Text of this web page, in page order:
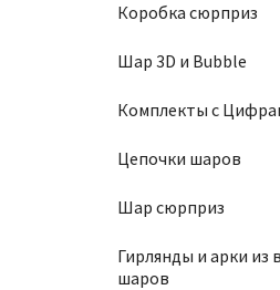
Коробка сюрприз
Шар 3D и Bubble
Комплекты с
Цепочки шаров
Шар сюрприз
Гирлянды и арки из
шаров